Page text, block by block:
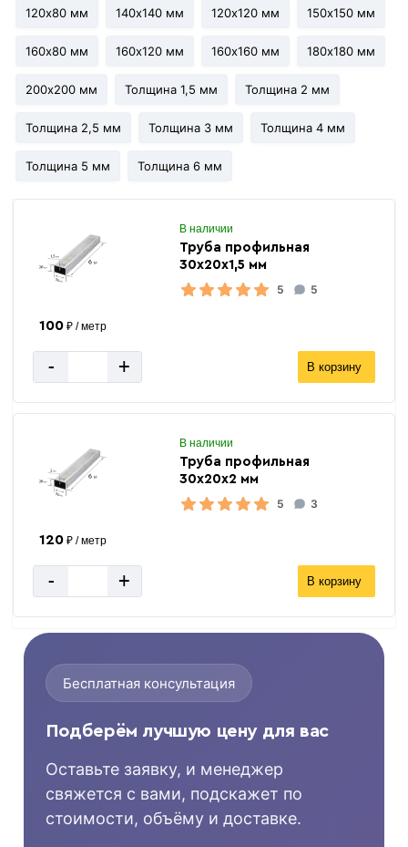
120х80 мм 140х140 мм 120х120 мм 150х150 мм
160х80 мм 160х120 мм 160х160 мм 180х180 мм
200х200 мм Толщина 1,5 мм Толщина 2 мм
Толщина 2,5 мм Толщина 3 мм Толщина 4 мм
Толщина 5 мм Толщина 6 мм
В наличии
Труба профильная
30х20х1,5 мм
5
5
100 ₽ / метр
- + В корзину
В наличии
Труба профильная
30х20х2 мм
5
3
120 ₽ / метр
- + В корзину
Бесплатная консультация
Подберём лучшую цену для вас
Оставьте заявку, и менеджер
свяжется с вами, подскажет по
стоимости, объёму и доставке.